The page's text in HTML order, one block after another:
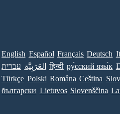
English Español Français Deutsch
עברית العَرَبِيَّة हिन्दी ру́сский язы́к
Türkçe Polski Româna Ceština
български Lietuvos Slovenščina